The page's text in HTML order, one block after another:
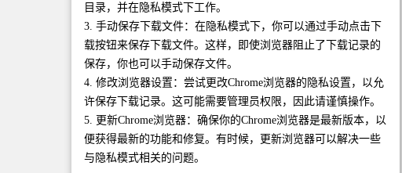
目录，并在隐私模式下工作。
3. 手动保存下载文件：在隐私模式下，你可以通过手动点击下
载按钮来保存下载文件。这样，即使浏览器阻止了下载记录的
保存，你也可以手动保存文件。
4. 修改浏览器设置：尝试更改Chrome浏览器的隐私设置，以允
许保存下载记录。这可能需要管理员权限，因此请谨慎操作。
5. 更新Chrome浏览器：确保你的Chrome浏览器是最新版本，以
便获得最新的功能和修复。有时候，更新浏览器可以解决一些
与隐私模式相关的问题。